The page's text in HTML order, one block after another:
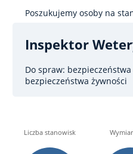
Poszukujemy osoby na
Inspektor
Do spraw:
bezpieczeństwa żywności
Liczba stanowisk